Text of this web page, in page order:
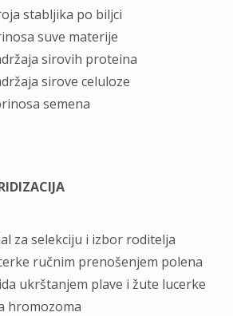
stabljika po biljci
suve materije
sirovih proteina
sirove celuloze
semena
za selekciju i izbor roditelja
ručnim prenošenjem polena
ukrštanjem plave i žute lucerke
hromozoma